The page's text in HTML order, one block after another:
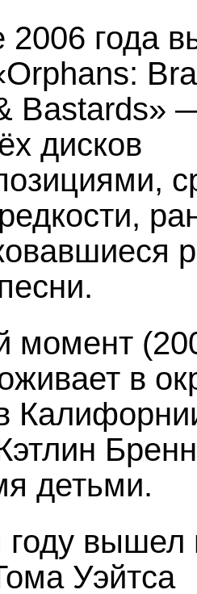
2006 года
Bastards»
дисков
момент
в
детьми.
году вышел
Уэйтса